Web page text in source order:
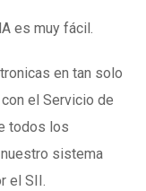
es muy fácil.
en tan solo
el Servicio de
todos los
sistema
el SII.